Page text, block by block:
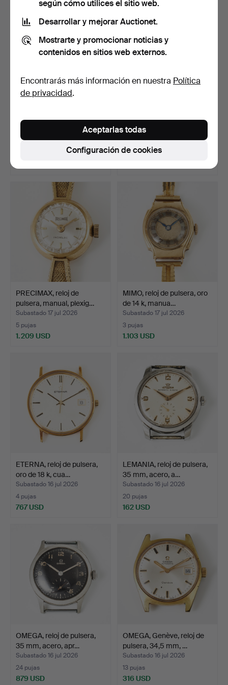
ZENITH, reloj de pulsera,
Subastado 20 jul 2026
AUDEMARS PIGUET,
reloj de pulsera, 32,5 mm…
Subastado 20 jul 2026
17 pujas
PRECIMAX, reloj de
pulsera, manual, plexig…
Subastado 17 jul 2026
5 pujas
1.209 USD
MIMO, reloj de pulsera, oro
de 14 k, manua…
Subastado 17 jul 2026
3 pujas
1.103 USD
ETERNA, reloj de pulsera,
oro de 18 k, cua…
Subastado 16 jul 2026
4 pujas
767 USD
LEMANIA, reloj de pulsera,
35 mm, acero, a…
Subastado 16 jul 2026
20 pujas
162 USD
OMEGA, reloj de pulsera,
35 mm, acero, apr…
Subastado 16 jul 2026
24 pujas
879 USD
OMEGA, Genève, reloj de
pulsera, 34,5 mm, …
Subastado 16 jul 2026
13 pujas
316 USD
según cómo utilices el sitio web.
Desarrollar y mejorar Auctionet.
Mostrarte y promocionar noticias y
contenidos en sitios web externos.
Encontrarás más información en nuestra Política
de privacidad.
Configuración de cookies
Aceptarlas todas